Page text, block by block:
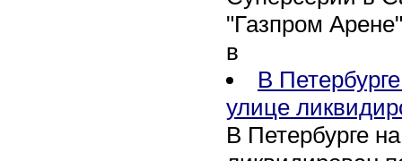
"Газпром
в
В
улице
В Петербурге